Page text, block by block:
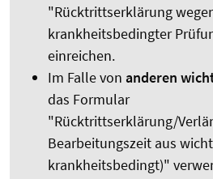
"Rücktrittserklärung
krankheitsbedingter
einreichen.
Im Falle von anderen
das Formular
"Rücktrittserklärung/
Bearbeitungszeit aus
krankheitsbedingt)"